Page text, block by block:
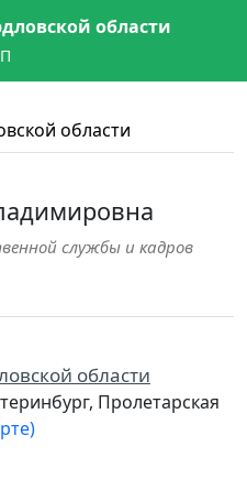
области
области
службы и кадров
области
Пролетарская